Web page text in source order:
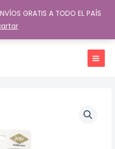
GRATIS A TODO EL PAÍS